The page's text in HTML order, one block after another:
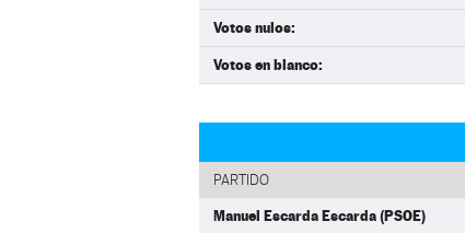
Votos nulos:
Votos en blanco:
PARTIDO
Manuel Escarda Escarda (PSOE)